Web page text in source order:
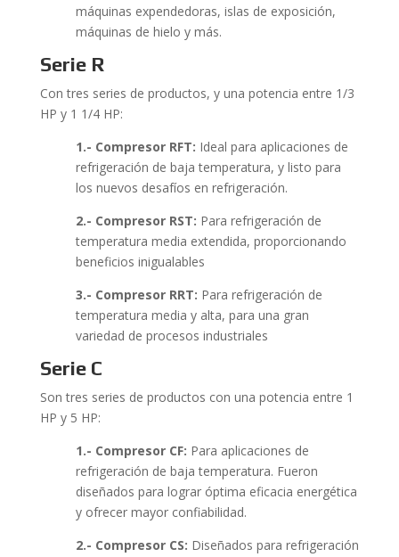
máquinas expendedoras, islas de exposición,
máquinas de hielo y más.
Serie R
Con tres series de productos, y una potencia entre 1/3
HP y 1 1/4 HP:
1.- Compresor RFT: Ideal para aplicaciones de
refrigeración de baja temperatura, y listo para
los nuevos desafíos en refrigeración.
2.- Compresor RST: Para refrigeración de
temperatura media extendida, proporcionando
beneficios inigualables
3.- Compresor RRT: Para refrigeración de
temperatura media y alta, para una gran
variedad de procesos industriales
Serie C
Son tres series de productos con una potencia entre 1
HP y 5 HP:
1.- Compresor CF: Para aplicaciones de
refrigeración de baja temperatura. Fueron
diseñados para lograr óptima eficacia energética
y ofrecer mayor confiabilidad.
2.- Compresor CS: Diseñados para refrigeración